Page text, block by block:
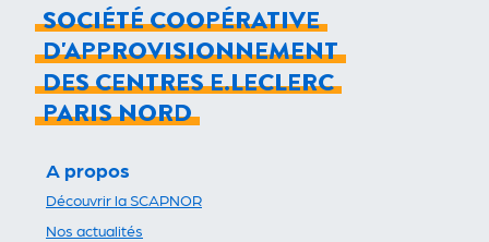
SOCIÉTÉ COOPÉRATIVE
D'APPROVISIONNEMENT
DES CENTRES E.LECLERC
PARIS NORD
A propos
Découvrir la SCAPNOR
Nos actualités